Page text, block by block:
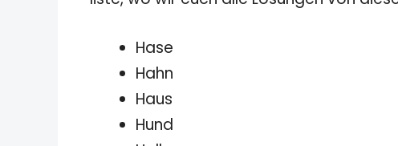
Hase
Hahn
Haus
Hund